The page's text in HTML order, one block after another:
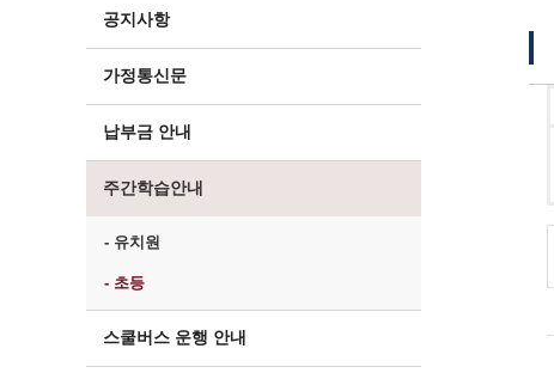
공지사항
가정통신문
납부금 안내
주간학습안내
- 유치원
- 초등
스쿨버스 운행 안내